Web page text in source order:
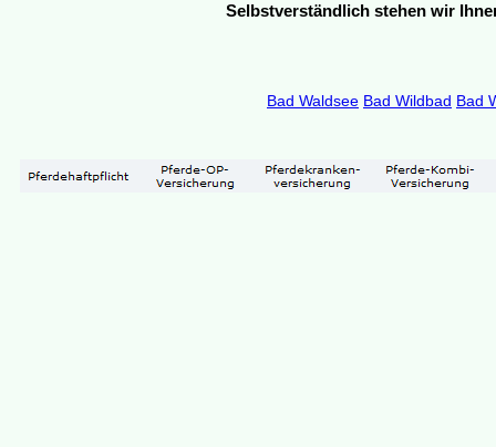
Selbstverständlich stehen wir
Bad Waldsee Bad Wildbad Bad